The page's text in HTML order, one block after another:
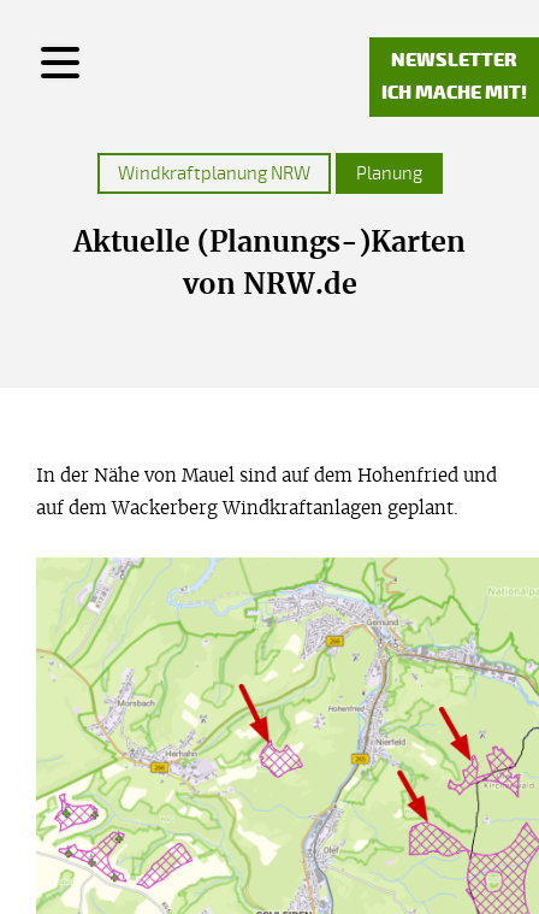
NEWSLETTER
ICH MACHE MIT!
Arbeitsgruppe Mauel
Kontakt
Ich mache mit!
Links
Windkraftplanung NRW Planung
Aktuelle (Planungs-)Karten
von NRW.de
In der Nähe von Mauel sind auf dem Hohenfried und
auf dem Wackerberg Windkraftanlagen geplant.